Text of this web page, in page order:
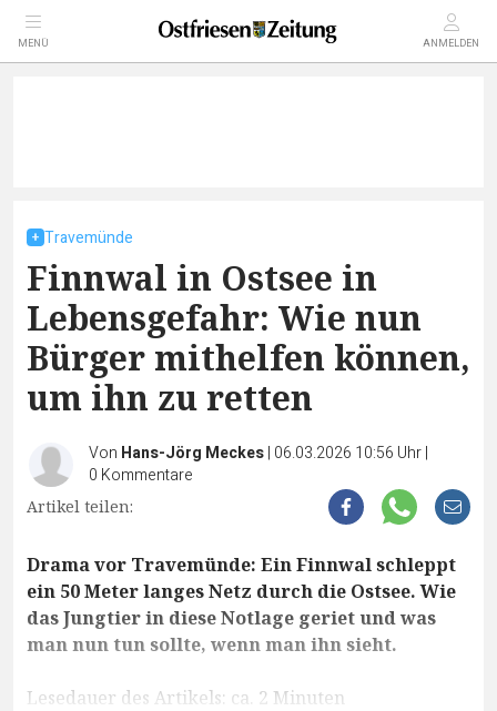
MENÜ ANMELDEN
Travemünde
Finnwal in Ostsee in
Lebensgefahr: Wie nun
Bürger mithelfen können,
um ihn zu retten
Von Hans-Jörg Meckes| 06.03.2026 10:56 Uhr|
0 Kommentare
Artikel teilen:
Drama vor Travemünde: Ein Finnwal schleppt
ein 50 Meter langes Netz durch die Ostsee. Wie
das Jungtier in diese Notlage geriet und was
man nun tun sollte, wenn man ihn sieht.
Lesedauer des Artikels: ca. 2 Minuten